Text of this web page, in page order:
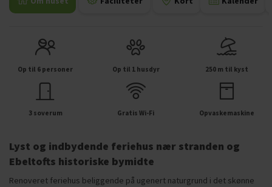
Op til 6 personer Op til 1 husdyr 250 m til kyst
3 soverum Gratis Wi-Fi Opvaskemaskine
Lyst og indbydende feriehus nær stranden og
Ebeltofts historiske bymidte
Renoveret feriehus beliggende på ugenert naturgrund i det skønne